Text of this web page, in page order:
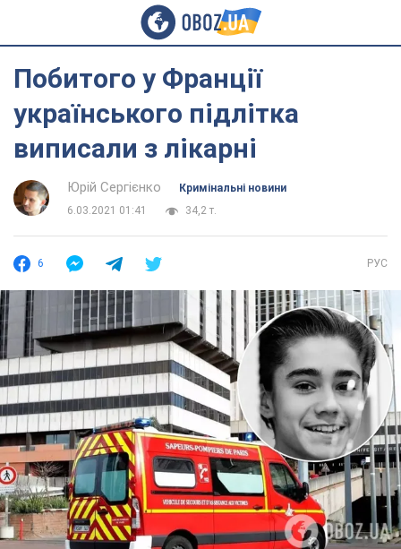
Побитого у Франції
українського підлітка
виписали з лікарні
Юрій Сергієнко
Кримінальні новини
6.03.2021 01:41
34,2 т.
6 РУС